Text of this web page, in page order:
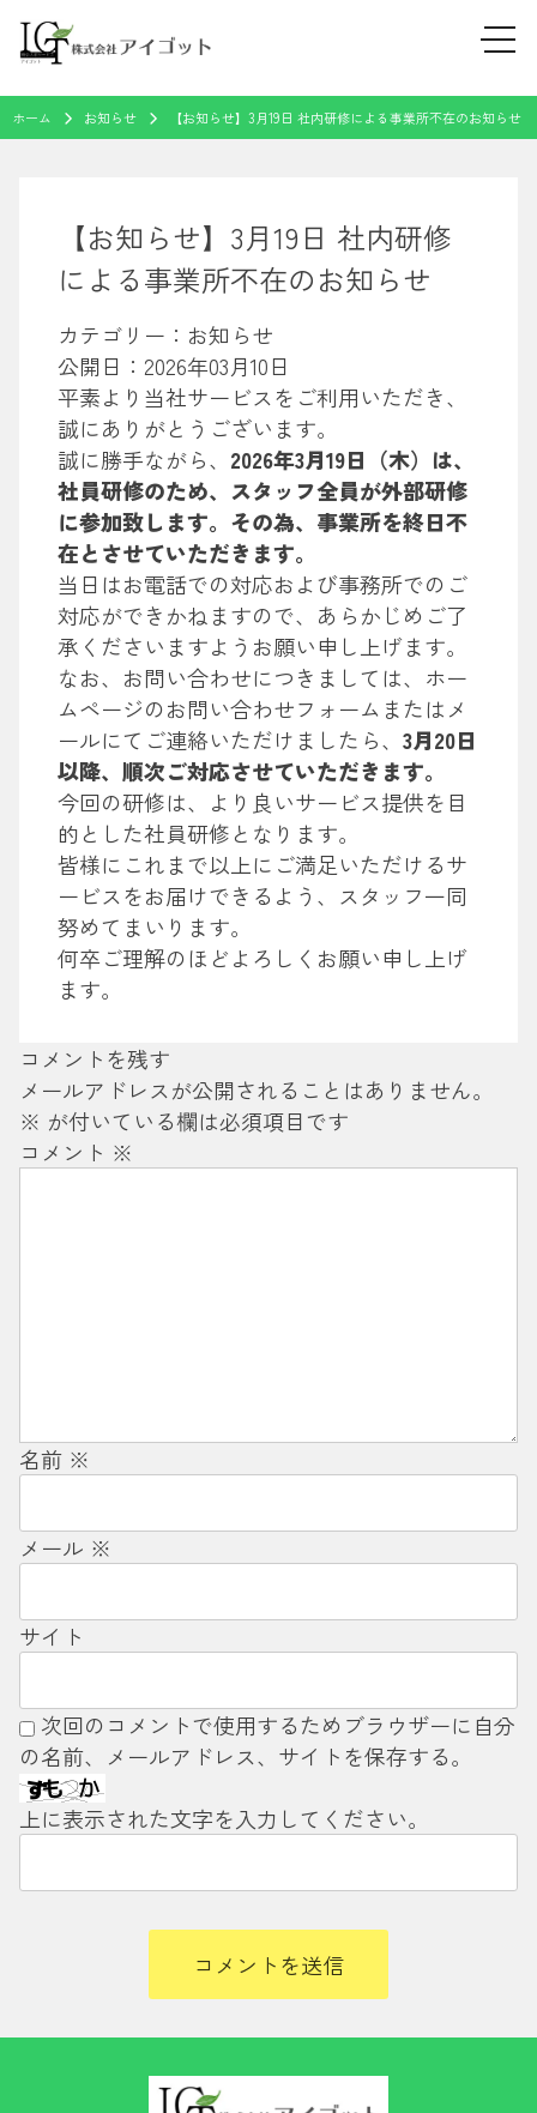
Skip
to
ホーム お知らせ 【お知らせ】3月19日 社内研修による事業所不在のお知らせ
【お知らせ】3月19日 社内研修
による事業所不在のお知らせ
カテゴリー：お知らせ
公開日： 2026年03月10日
平素より当社サービスをご利用いただき、
誠にありがとうございます。
誠に勝手ながら、 2026年3月19日（木）は、
社員研修のため、スタッフ全員が外部研修
に参加致します。その為、事業所を終日不
在とさせていただきます。
当日はお電話での対応および事務所でのご
対応ができかねますので、あらかじめご了
承くださいますようお願い申し上げます。
なお、お問い合わせにつきましては、ホー
ムページのお問い合わせフォームまたはメ
ールにてご連絡いただけましたら、 3月20日
以降、順次ご対応させていただきます。
今回の研修は、より良いサービス提供を目
的とした社員研修となります。
皆様にこれまで以上にご満足いただけるサ
ービスをお届けできるよう、スタッフ一同
努めてまいります。
何卒ご理解のほどよろしくお願い申し上げ
ます。
コメントを残す
メールアドレスが公開されることはありません。
※ が付いている欄は必須項目です
コメント ※
名前 ※
メール ※
サイト
次回のコメントで使用するためブラウザーに自分
の名前、メールアドレス、サイトを保存する。
上に表示された文字を入力してください。